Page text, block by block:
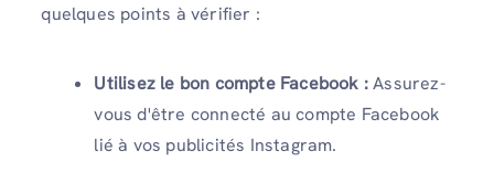
quelques points à vérifier :
Utilisez le bon compte Facebook :Assurez-
vous d'être connecté au compte Facebook
lié à vos publicités Instagram.